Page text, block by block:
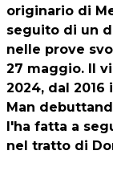
originario di
seguito di un
nelle prove
27 maggio. Il
2024, dal
Man
l'ha fatta a
nel tratto di